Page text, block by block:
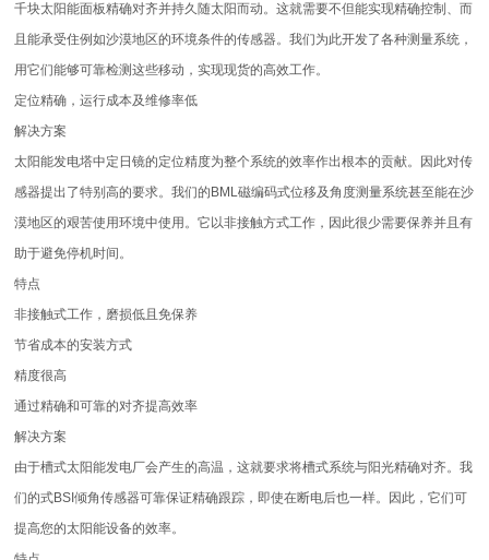
千块太阳能面板精确对齐并持久随太阳而动。这就需要不但能实现精确控制、而
且能承受住例如沙漠地区的环境条件的传感器。我们为此开发了各种测量系统，
用它们能够可靠检测这些移动，实现现货的高效工作。
定位精确，运行成本及维修率低
解决方案
太阳能发电塔中定日镜的定位精度为整个系统的效率作出根本的贡献。因此对传
感器提出了特别高的要求。我们的BML磁编码式位移及角度测量系统甚至能在沙
漠地区的艰苦使用环境中使用。它以非接触方式工作，因此很少需要保养并且有
助于避免停机时间。
特点
非接触式工作，磨损低且免保养
节省成本的安装方式
精度很高
通过精确和可靠的对齐提高效率
解决方案
由于槽式太阳能发电厂会产生的高温，这就要求将槽式系统与阳光精确对齐。我
们的式BSI倾角传感器可靠保证精确跟踪，即使在断电后也一样。因此，它们可
提高您的太阳能设备的效率。